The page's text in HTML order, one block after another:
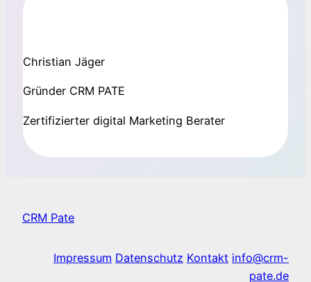
Christian Jäger
Gründer CRM PATE
Zertifizierter digital Marketing Berater
CRM Pate
Impressum Datenschutz Kontakt info@crm-
pate.de